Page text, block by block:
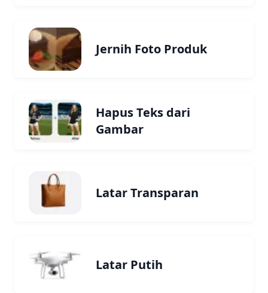
Jernih Foto Produk
Hapus Teks dari
Gambar
Latar Transparan
Latar Putih